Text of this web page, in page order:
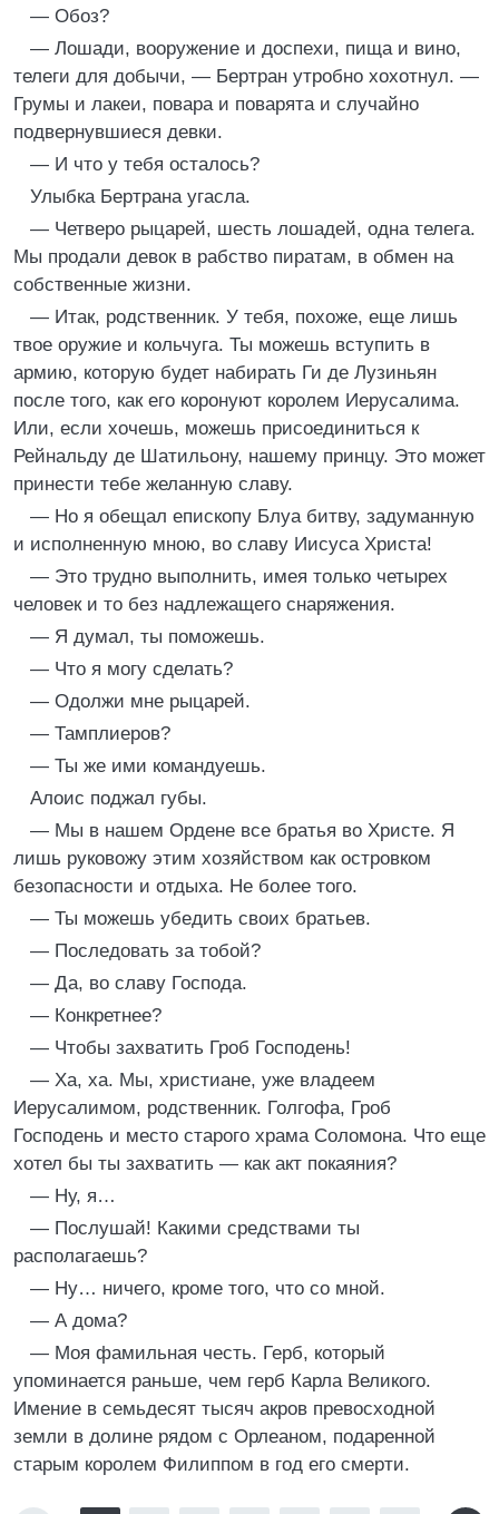
— Обоз?
— Лошади, вооружение и доспехи, пища и вино,
телеги для добычи, — Бертран утробно хохотнул. —
Грумы и лакеи, повара и поварята и случайно
подвернувшиеся девки.
— И что у тебя осталось?
Улыбка Бертрана угасла.
— Четверо рыцарей, шесть лошадей, одна телега.
Мы продали девок в рабство пиратам, в обмен на
собственные жизни.
— Итак, родственник. У тебя, похоже, еще лишь
твое оружие и кольчуга. Ты можешь вступить в
армию, которую будет набирать Ги де Лузиньян
после того, как его коронуют королем Иерусалима.
Или, если хочешь, можешь присоединиться к
Рейнальду де Шатильону, нашему принцу. Это может
принести тебе желанную славу.
— Но я обещал епископу Блуа битву, задуманную
и исполненную мною, во славу Иисуса Христа!
— Это трудно выполнить, имея только четырех
человек и то без надлежащего снаряжения.
— Я думал, ты поможешь.
— Что я могу сделать?
— Одолжи мне рыцарей.
— Тамплиеров?
— Ты же ими командуешь.
Алоис поджал губы.
— Мы в нашем Ордене все братья во Христе. Я
лишь руковожу этим хозяйством как островком
безопасности и отдыха. Не более того.
— Ты можешь убедить своих братьев.
— Последовать за тобой?
— Да, во славу Господа.
— Конкретнее?
— Чтобы захватить Гроб Господень!
— Ха, ха. Мы, христиане, уже владеем
Иерусалимом, родственник. Голгофа, Гроб
Господень и место старого храма Соломона. Что еще
хотел бы ты захватить — как акт покаяния?
— Ну, я…
— Послушай! Какими средствами ты
располагаешь?
— Ну… ничего, кроме того, что со мной.
— А дома?
— Моя фамильная честь. Герб, который
упоминается раньше, чем герб Карла Великого.
Имение в семьдесят тысяч акров превосходной
земли в долине рядом с Орлеаном, подаренной
старым королем Филиппом в год его смерти.